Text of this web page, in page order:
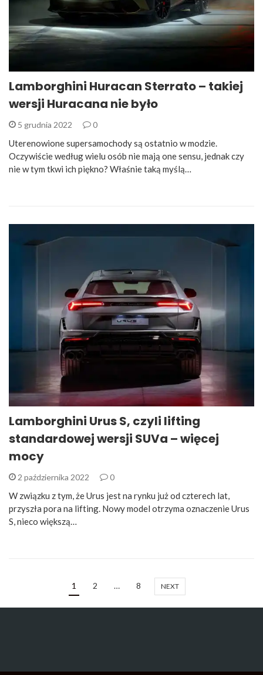
Lamborghini Huracan Sterrato – takiej
wersji Huracana nie było
5 grudnia 2022 0
Uterenowione supersamochody są ostatnio w modzie.
Oczywiście według wielu osób nie mają one sensu, jednak czy
nie w tym tkwi ich piękno? Właśnie taką myślą…
Lamborghini Urus S, czyli lifting
standardowej wersji SUVa – więcej
mocy
2 października 2022 0
W związku z tym, że Urus jest na rynku już od czterech lat,
przyszła pora na lifting. Nowy model otrzyma oznaczenie Urus
S, nieco większą…
1 2 … 8 NEXT